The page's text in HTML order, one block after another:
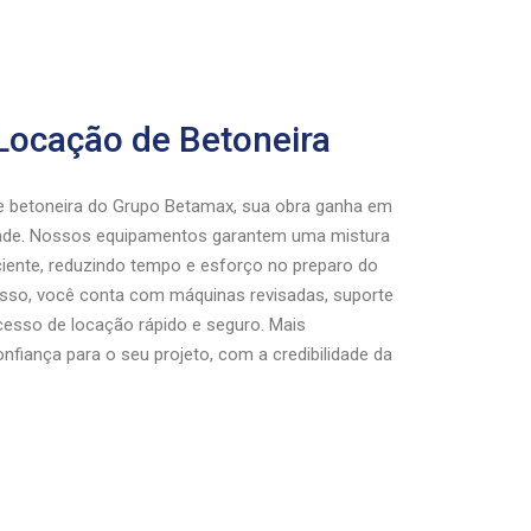
de Betoneira
betoneira do Grupo Betamax, sua obra ganha em
Nossos equipamentos garantem uma mistura
reduzindo tempo e esforço no preparo do
você conta com máquinas revisadas, suporte
de locação rápido e seguro. Mais
para o seu projeto, com a credibilidade da